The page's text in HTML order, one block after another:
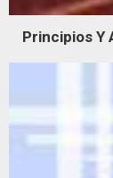
Principios Y